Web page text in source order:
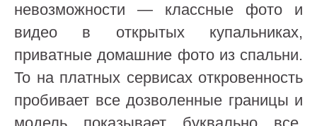
невозможности — классные фото и
видео в открытых купальниках,
приватные домашние фото из спальни.
То на платных сервисах откровенность
пробивает все дозволенные границы и